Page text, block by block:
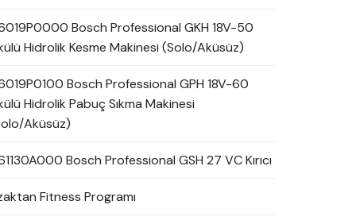
Bosch Professional GKH 18V-50
Hidrolik Kesme Makinesi (Solo/Aküsüz)
Bosch Professional GPH 18V-60
Hidrolik Pabuç Sıkma Makinesi
Aküsüz)
Bosch Professional GSH 27 VC Kırıcı
Fitness Programı